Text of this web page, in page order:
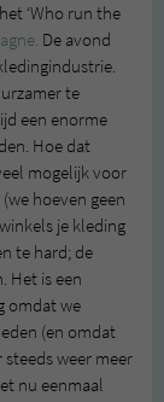
‘Who run the
De avond
te
een enorme
Hoe dat
mogelijk voor
hoeven geen
je kleding
te hard; de
Het is een
omdat we
(en omdat
weer meer
nu eenmaal